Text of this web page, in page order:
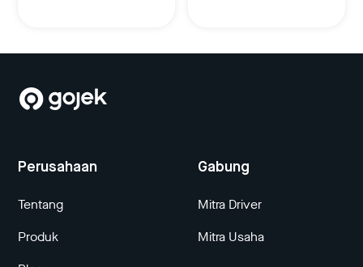
Perusahaan
Tentang
Produk
Gabung
Mitra Driver
Mitra Usaha